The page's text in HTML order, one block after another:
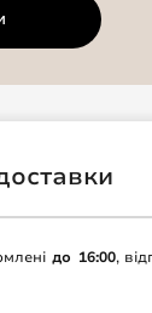
до 16:00,